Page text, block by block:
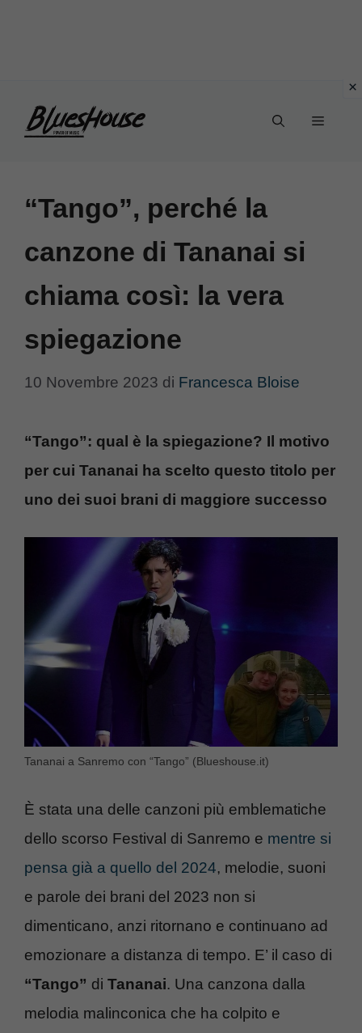
Menu
“Tango”, perché la
canzone di Tananai si
chiama così: la vera
spiegazione
10 Novembre 2023 di Francesca Bloise
“Tango”: qual è la spiegazione? Il motivo
per cui Tananai ha scelto questo titolo per
uno dei suoi brani di maggiore successo
Tananai a Sanremo con “Tango” (Blueshouse.it)
È stata una delle canzoni più emblematiche
dello scorso Festival di Sanremo e mentre si
pensa già a quello del 2024, melodie, suoni
e parole dei brani del 2023 non si
dimenticano, anzi ritornano e continuano ad
emozionare a distanza di tempo. E’ il caso di
“Tango” di Tananai. Una canzona dalla
melodia malinconica che ha colpito e